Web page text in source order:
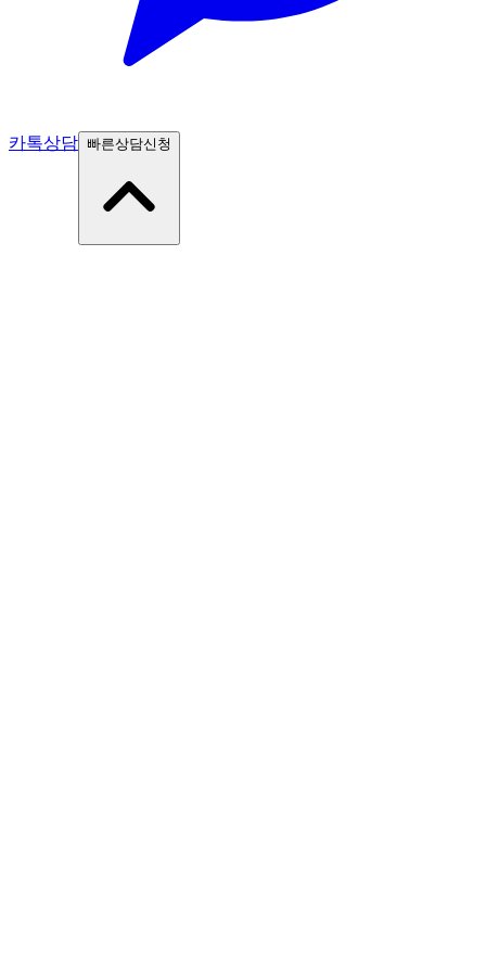
카톡상담 빠른상담신청